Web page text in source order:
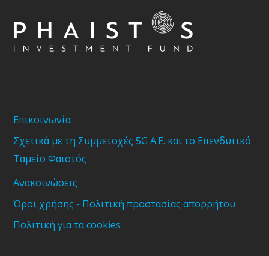
Επικοινωνία
Σχετικά με τη Συμμετοχές 5G Α.Ε. και το Επενδυτικό
Ταμείο Φαιστός
Ανακοινώσεις
Όροι χρήσης - Πολιτική προστασίας απορρήτου
Πολιτική για τα cookies